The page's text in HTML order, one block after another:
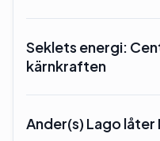
Seklets energi:
kärnkraften
Ander(s) Lago